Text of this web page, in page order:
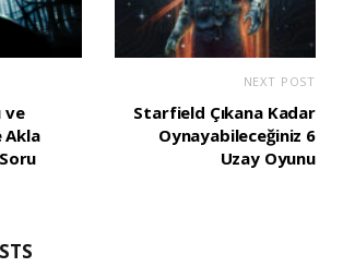
ve
Akla
NEXT POST
Starfield Çıkana Kadar
Oynayabileceğiniz 6
Uzay Oyunu